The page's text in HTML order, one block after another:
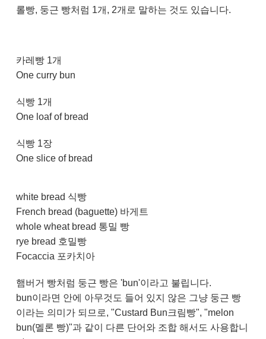
롤빵, 둥근 빵처럼 1개, 2개로 말하는 것도 있습니다.
카레빵 1개
One curry bun
식빵 1개
One loaf of bread
식빵 1장
One slice of bread
white bread 식빵
French bread (baguette) 바게트
whole wheat bread 통밀 빵
rye bread 호밀빵
Focaccia 포카치아
햄버거 빵처럼 둥근 빵은 'bun'이라고 불립니다.
bun이라면 안에 아무것도 들어 있지 않은 그냥 둥근 빵
이라는 의미가 되므로, "Custard Bun크림빵", "melon
bun(멜론 빵)"과 같이 다른 단어와 조합 해서도 사용합니